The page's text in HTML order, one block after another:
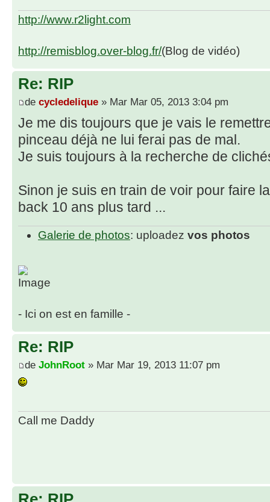
http://www.r2light.com
http://remisblog.over-blog.fr/(Blog de vidéo)
Re: RIP
de cycledelique » Mar Mar 05, 2013 3:04 pm
Je me dis toujours que je vais le
pinceau déjà ne lui ferai pas de mal.
Je suis toujours à la recherche de
Sinon je suis en train de voir pour faire
back 10 ans plus tard ...
Galerie de photos: uploadez vos photos
- Ici on est en famille -
Re: RIP
de JohnRoot » Mar Mar 19, 2013 11:07 pm
Call me Daddy